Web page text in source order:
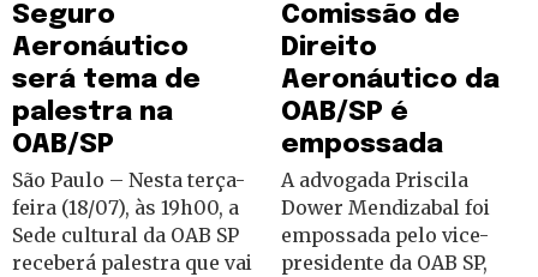
Seguro
Aeronáutico
será tema de
palestra na
OAB/SP
São Paulo – Nesta terça-
feira (18/07), às 19h00, a
Sede cultural da OAB SP
receberá palestra que vai
Comissão de
Direito
Aeronáutico da
OAB/SP é
empossada
A advogada Priscila
Dower Mendizabal foi
empossada pelo vice-
presidente da OAB SP,